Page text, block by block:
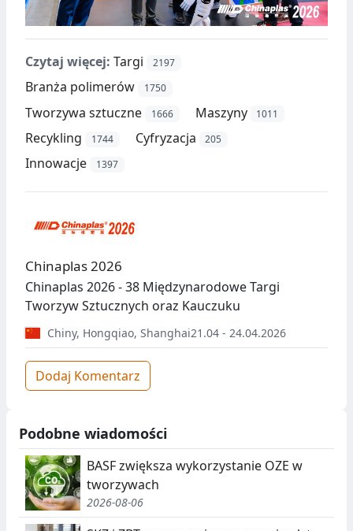
Czytaj więcej: Targi 2197
Branża polimerów 1750
Tworzywa sztuczne 1666 Maszyny 1011
Recykling 1744 Cyfryzacja 205
Innowacje 1397
Chinaplas 2026
Chinaplas 2026 - 38 Międzynarodowe Targi
Tworzyw Sztucznych oraz Kauczuku
Chiny, Hongqiao, Shanghai21.04 - 24.04.2026
Dodaj Komentarz
Podobne wiadomości
BASF zwiększa wykorzystanie OZE w
tworzywach
2026-08-06